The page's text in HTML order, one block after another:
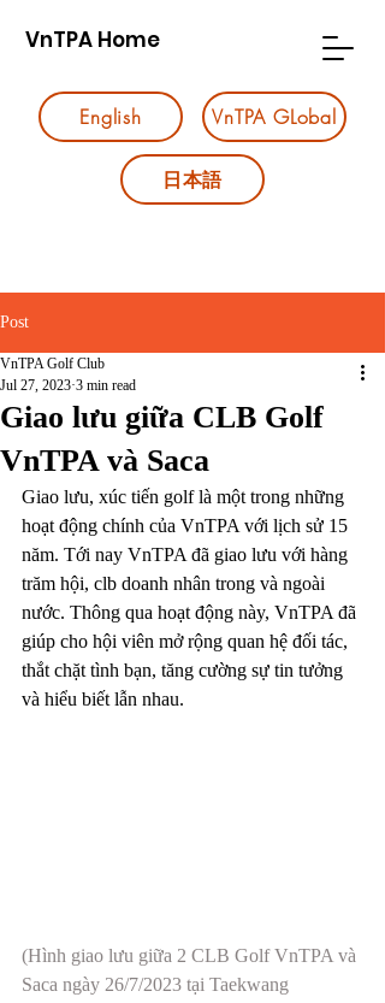
VnTPA Home
English VnTPA GLobal
日本語
Post
Giao lưu giữa CLB Golf
VnTPA và Saca
VnTPA Golf Club
Jul 27, 2023 3 min read
Giao lưu, xúc tiến golf là một trong những
hoạt động chính của VnTPA với lịch sử 15
năm. Tới nay VnTPA đã giao lưu với hàng
trăm hội, clb doanh nhân trong và ngoài
nước. Thông qua hoạt động này, VnTPA đã
giúp cho hội viên mở rộng quan hệ đối tác,
thắt chặt tình bạn, tăng cường sự tin tưởng
và hiểu biết lẫn nhau.
(Hình giao lưu giữa 2 CLB Golf VnTPA và
Saca ngày 26/7/2023 tại Taekwang